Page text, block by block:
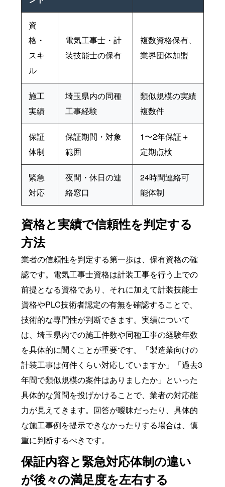
資
格・
スキ
ル
電気工事士・計
装技能士の保有
複数資格保有、
業界団体加盟
施工
実績
埼玉県内の同種
工事経験
類似規模の実績
複数件
保証
体制
保証期間・対象
範囲
1〜2年保証＋
定期点検
緊急
対応
夜間・休日の連
絡窓口
24時間連絡可
能体制
資格と実績で信頼性を判定する
方法
業者の信頼性を判定する第一歩は、保有資格の確
認です。電気工事士資格は計装工事を行う上での
前提となる資格であり、それに加えて計装技能士
資格やPLC技術者認定の有無を確認することで、
技術的な専門性が判断できます。実績について
は、埼玉県内での施工件数や同種工事の経験年数
を具体的に聞くことが重要です。「製造業向けの
計装工事は何件くらい対応していますか」「過去3
年間で類似規模の案件はありましたか」といった
具体的な質問を投げかけることで、業者の対応能
力が見えてきます。回答が曖昧だったり、具体的
な施工事例を提示できなかったりする場合は、慎
重に判断するべきです。
保証内容と緊急対応体制の違い
が後々の満足度を左右する